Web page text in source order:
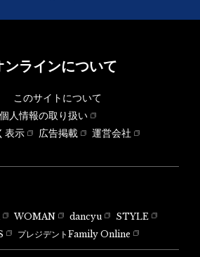
ンラインについて
このサイトについて
個人情報の取り扱い
表示
広告掲載
運営会社
WOMAN dancyu
STYLE
プレジデントFamily Online